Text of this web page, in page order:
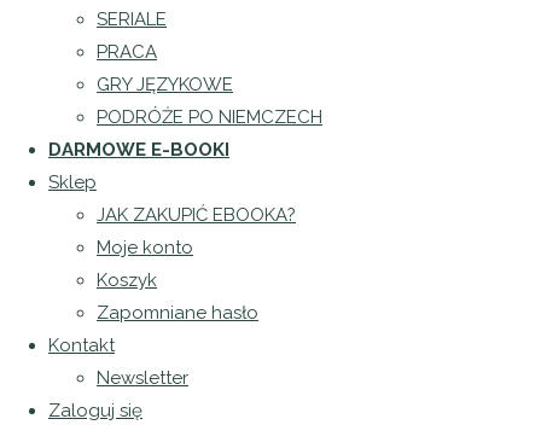
SERIALE
PRACA
GRY JĘZYKOWE
PODRÓŻE PO NIEMCZECH
DARMOWE E-BOOKI
Sklep
JAK ZAKUPIĆ EBOOKA?
Moje konto
Koszyk
Zapomniane hasło
Kontakt
Newsletter
Zaloguj się
21 lutego 2022
Mamy w
Niemczech
Bobas na
basenie.
pamiętać
i na co
uwagę?